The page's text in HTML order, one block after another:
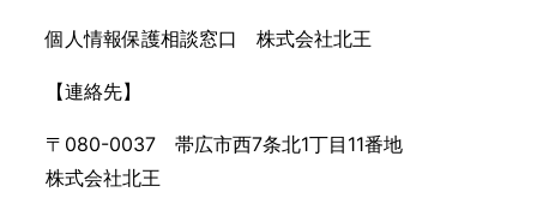
個人情報保護相談窓口 株式会社北王
【連絡先】
〒080-0037 帯広市西7条北1丁目11番地
株式会社北王